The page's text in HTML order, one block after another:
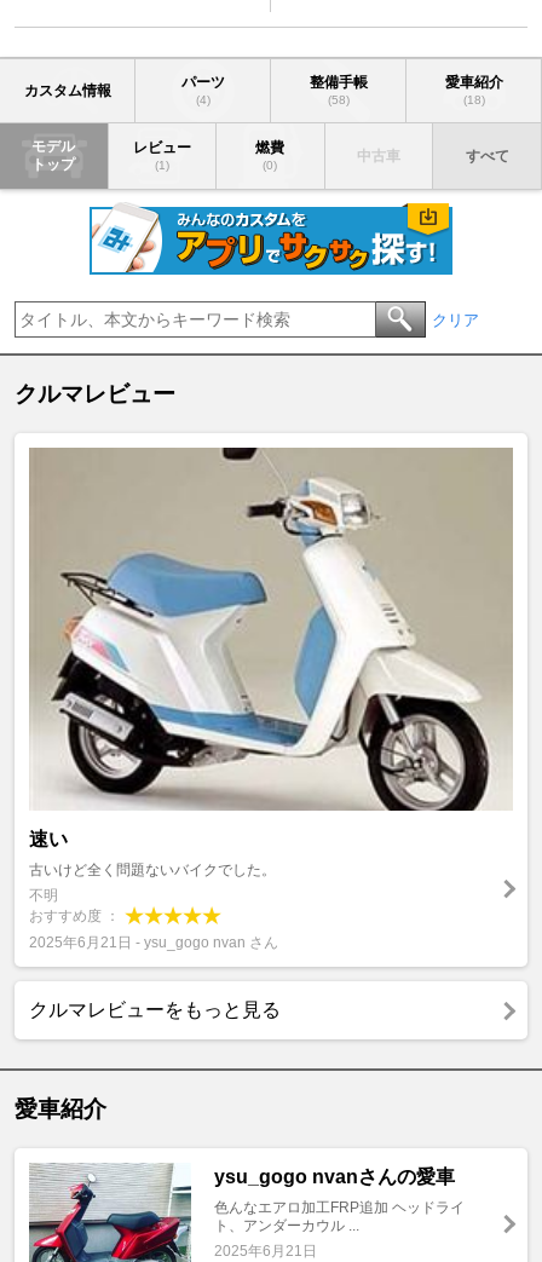
カスタム情報 パーツ
(4)
整備手帳
(58)
愛車紹介
(18)
モデル
トップ
レビュー
(1)
燃費
(0)
中古車 すべて
クリア
クルマレビュー
速い
古いけど全く問題ないバイクでした。
不明
おすすめ度 ：
2025年6月21日 - ysu_gogo nvan さん
クルマレビューをもっと見る
愛車紹介
ysu_gogo nvanさんの愛車
色んなエアロ加工FRP追加 ヘッドライ
ト、アンダーカウル ...
2025年6月21日